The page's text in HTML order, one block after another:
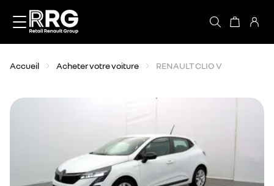
Accueil Acheter votre voiture RENAULT CLIO V